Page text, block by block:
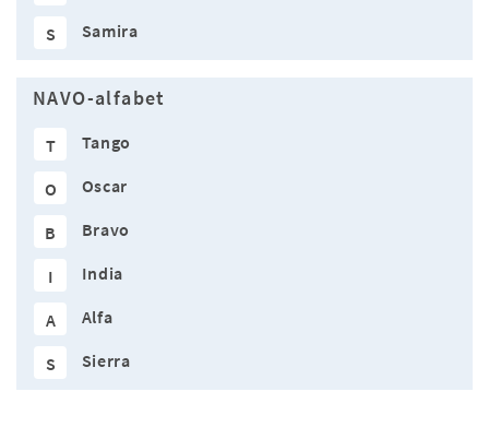
S Samira
NAVO-alfabet
T Tango
O Oscar
B Bravo
I India
A Alfa
S Sierra